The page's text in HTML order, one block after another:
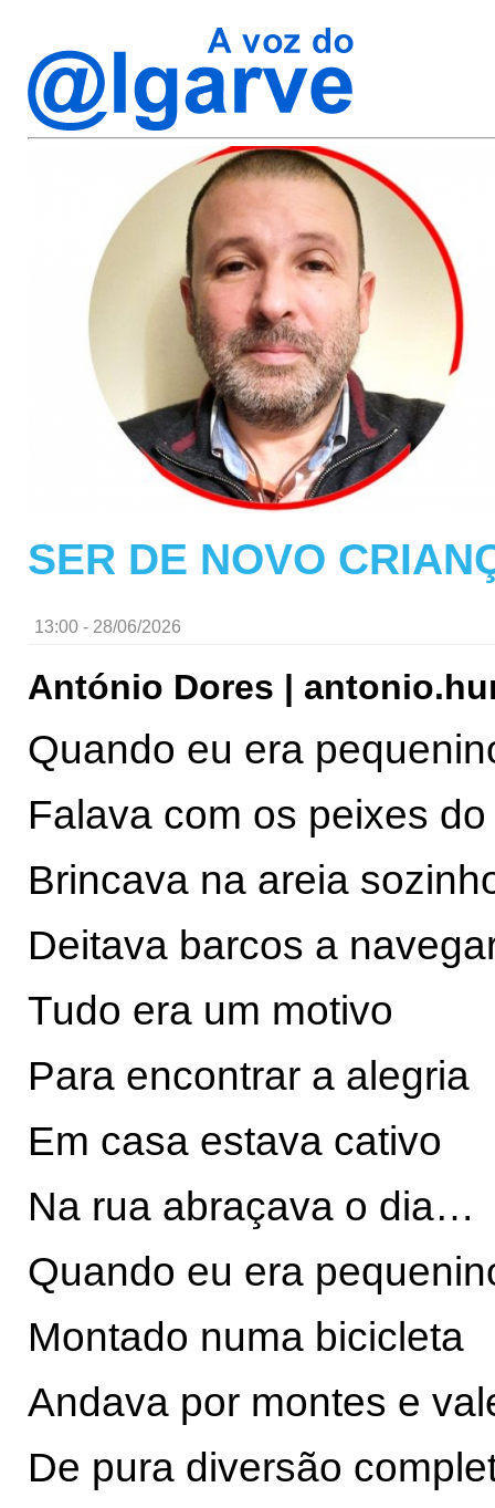
SER DE NOVO
13:00 - 28/06/2026
António Dores |
Quando eu era
Falava com os peixes
Brincava na areia
Deitava barcos a
Tudo era um motivo
Para encontrar a alegria
Em casa estava cativo
Na rua abraçava o dia…
Quando eu era
Montado numa
Andava por montes e
De pura diversão